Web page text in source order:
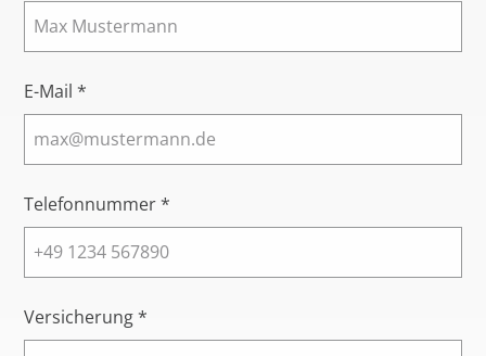
E-Mail *
Telefonnummer *
Versicherung *